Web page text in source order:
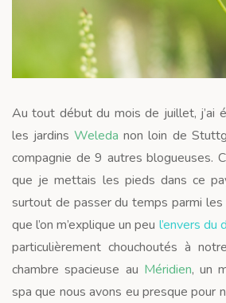
Au tout début du mois de juillet, j’ai
les jardinsWeleda non loin de
compagnie de 9 autres blogueuses.
que je mettais les pieds dans ce
surtout de passer du temps parmi les
que l’on m’explique un peu l’envers du
particulièrement chouchoutés à
chambre spacieuse au Méridien, un
spa que nous avons eu presque pour